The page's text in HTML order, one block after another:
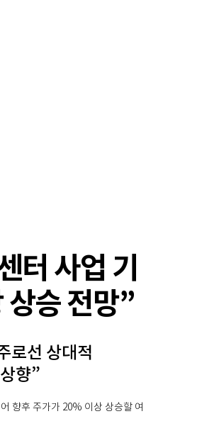
터 사업 기
승 전망”
로선 상대적
향”
향후 주가가 20% 이상 상승할 여